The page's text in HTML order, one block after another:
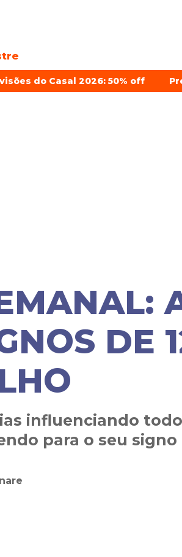
do Casal 2026: 50% off
DE
influenciando
para o seu signo